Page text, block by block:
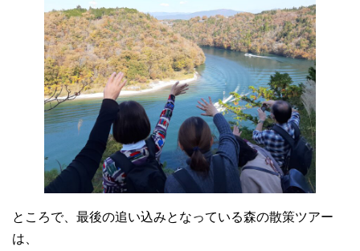
ところで、最後の追い込みとなっている森の散策ツアー
は、